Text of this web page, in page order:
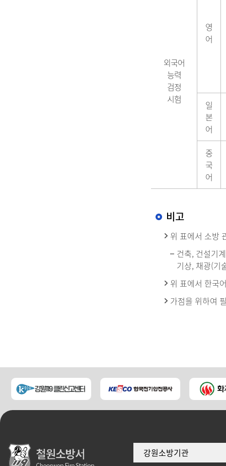
외국어
능력
검정
시험
영
어
일
본
어
중
국
어
비고
위 표에서 소방
건축, 건설기
기상, 채광(기
위 표에서 한국
가점을 위하여
강원소방기관